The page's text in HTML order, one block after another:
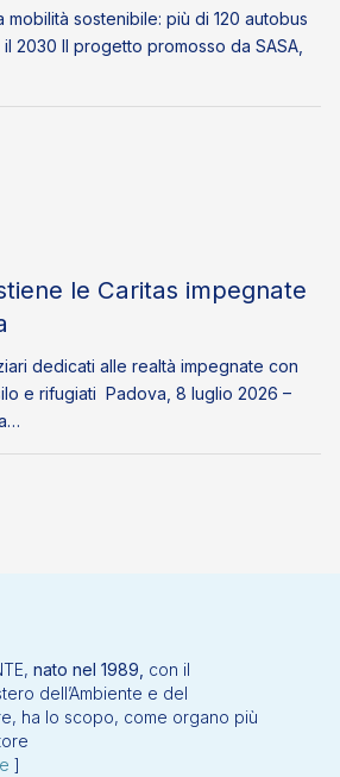
mobilità sostenibile: più di 120 autobus
2030 Il progetto promosso da SASA,
le Caritas impegnate
dedicati alle realtà impegnate con
e rifugiati Padova, 8 luglio 2026 –
nato nel 1989, con il
dell’Ambiente e del
ha lo scopo, come organo più
]